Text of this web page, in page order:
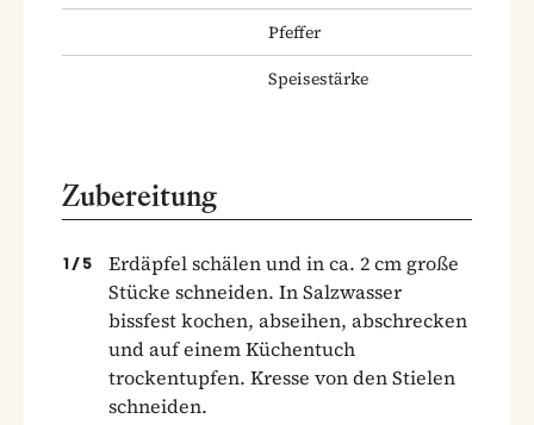
Pfeffer
Speisestärke
Zubereitung
1 / 5
Erdäpfel schälen und in ca. 2 cm große
Stücke schneiden. In Salzwasser
bissfest kochen, abseihen, abschrecken
und auf einem Küchentuch
trockentupfen. Kresse von den Stielen
schneiden.